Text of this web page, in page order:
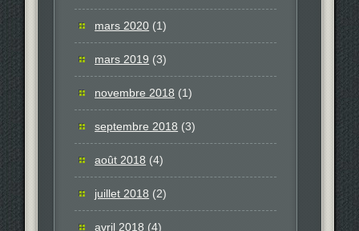
mars 2020 (1)
mars 2019 (3)
novembre 2018 (1)
septembre 2018 (3)
août 2018 (4)
juillet 2018 (2)
avril 2018 (4)